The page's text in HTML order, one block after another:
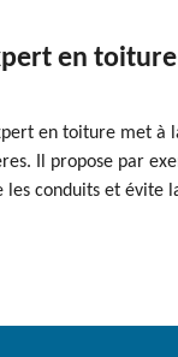
en
en toiture met à
Il propose par
conduits et évite